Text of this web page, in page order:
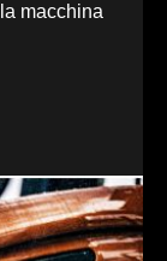
macchina